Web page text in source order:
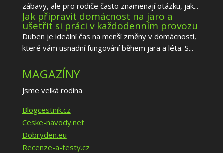
zábavy, ale pro rodiče často znamenají otázku, jak...
Jak připravit domácnost na jaro a
ušetřit si práci v každodenním provozu
Duben je ideální čas na menší změny v domácnosti,
které vám usnadní fungování během jara a léta. S...
MAGAZÍNY
Jsme velká rodina
Blogcestnik.cz
Ceske-navody.net
Dobryden.eu
Recenze-a-testy.cz